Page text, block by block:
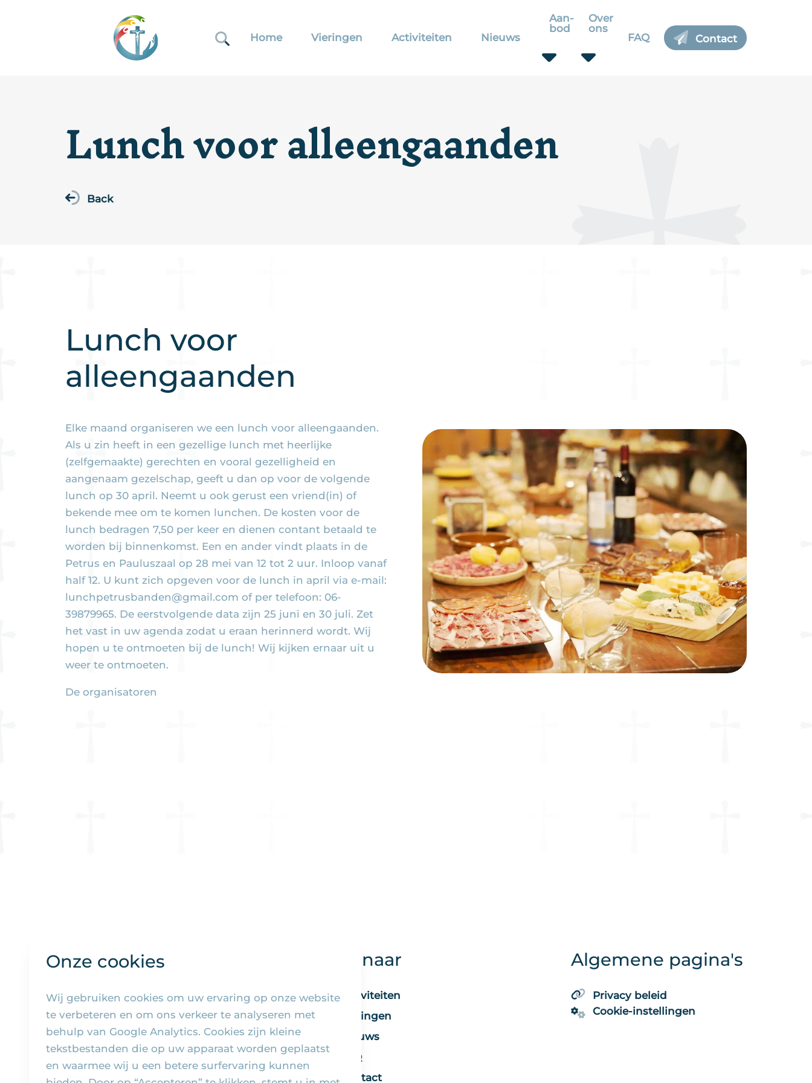
Home Vieringen Activiteiten Nieuws
Aan-
bod
Over
ons
FAQ Contact
Onze cookies
Wij gebruiken cookies om uw ervaring op onze website
te verbeteren en om ons verkeer te analyseren met
behulp van Google Analytics. Cookies zijn kleine
tekstbestanden die op uw apparaat worden geplaatst
en waarmee wij u een betere surfervaring kunnen
Lunch voor alleengaanden
Back
Lunch voor
alleengaanden
Elke maand organiseren we een lunch voor alleengaanden.
Als u zin heeft in een gezellige lunch met heerlijke
(zelfgemaakte) gerechten en vooral gezelligheid en
aangenaam gezelschap, geeft u dan op voor de volgende
lunch op 30 april. Neemt u ook gerust een vriend(in) of
bekende mee om te komen lunchen. De kosten voor de
lunch bedragen 7,50 per keer en dienen contant betaald te
worden bij binnenkomst. Een en ander vindt plaats in de
Petrus en Pauluszaal op 28 mei van 12 tot 2 uur. Inloop vanaf
half 12. U kunt zich opgeven voor de lunch in april via e-mail:
lunchpetrusbanden@gmail.com of per telefoon: 06-
39879965. De eerstvolgende data zijn 25 juni en 30 juli. Zet
het vast in uw agenda zodat u eraan herinnerd wordt. Wij
hopen u te ontmoeten bij de lunch! Wij kijken ernaar uit u
weer te ontmoeten.
De organisatoren
Snel naar
Activiteiten
Vieringen
Nieuws
FAQ
Contact
Algemene pagina's
Privacy beleid
Cookie-instellingen